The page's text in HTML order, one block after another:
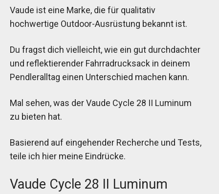
Vaude ist eine Marke, die für qualitativ
hochwertige Outdoor-Ausrüstung bekannt ist.
Du fragst dich vielleicht, wie ein gut durchdachter
und reflektierender Fahrradrucksack in deinem
Pendleralltag einen Unterschied machen kann.
Mal sehen, was der Vaude Cycle 28 II Luminum
zu bieten hat.
Basierend auf eingehender Recherche und Tests,
teile ich hier meine Eindrücke.
Vaude Cycle 28 II Luminum